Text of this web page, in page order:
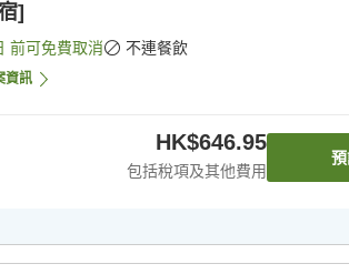
]
前可免費取消 不連餐飲
資訊
HK$646.95
包括稅項及其他費用